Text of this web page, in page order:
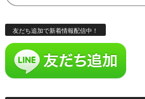
友だち追加で新着情報配信中！